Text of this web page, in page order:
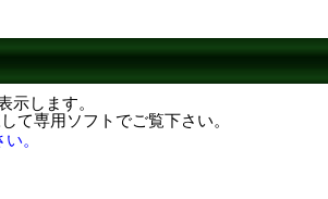
示します。
て専用ソフトでご覧下さい。
。